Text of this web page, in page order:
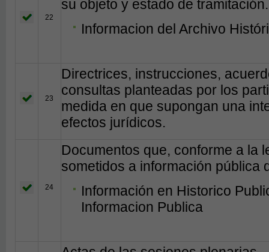
22
su objeto y estado de tramitación.
Informacion del Archivo
23
Directrices, instrucciones,
consultas planteadas por los
medida en que supongan una
efectos jurídicos.
24
Documentos que, conforme a la
sometidos a información pública
Información en Historico
Informacion Publica